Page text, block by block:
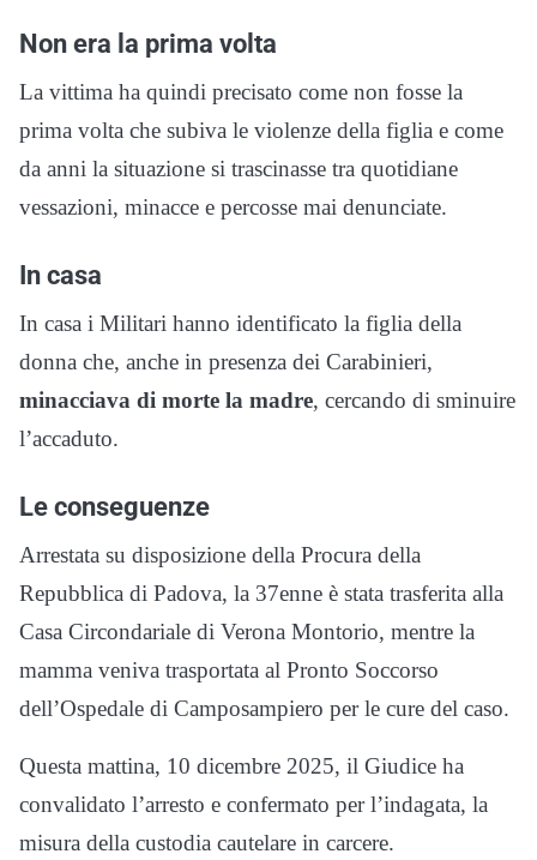
Non era la prima volta
La vittima ha quindi precisato come non fosse la
prima volta che subiva le violenze della figlia e come
da anni la situazione si trascinasse tra quotidiane
vessazioni, minacce e percosse mai denunciate.
In casa
In casa i Militari hanno identificato la figlia della
donna che, anche in presenza dei Carabinieri,
minacciava di morte la madre, cercando di sminuire
l’accaduto.
Le conseguenze
Arrestata su disposizione della Procura della
Repubblica di Padova, la 37enne è stata trasferita alla
Casa Circondariale di Verona Montorio, mentre la
mamma veniva trasportata al Pronto Soccorso
dell’Ospedale di Camposampiero per le cure del caso.
Questa mattina, 10 dicembre 2025, il Giudice ha
convalidato l’arresto e confermato per l’indagata, la
misura della custodia cautelare in carcere.